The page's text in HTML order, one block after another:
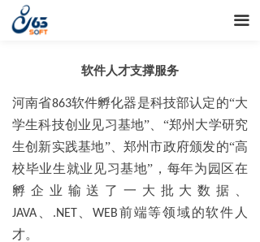
끀
软件人才支撑服务
河南省863软件孵化器是科技部认定的“大
学生科技创业见习基地”、“郑州大学研究
生创新实践基地”、郑州市政府颁发的“高
校毕业生就业见习基地”，每年为园区在
孵企业输送了一大批大数据、
JAVA .NET 、WEB前端等领域的软件人
才。